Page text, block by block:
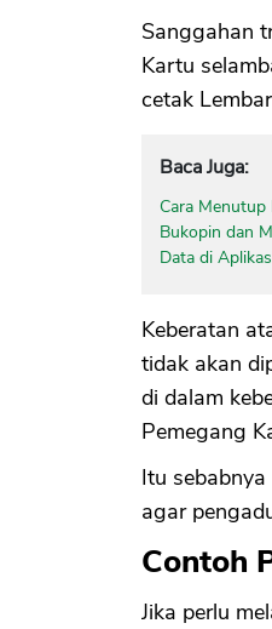
Sanggahan
Kartu
cetak
Baca Juga:
Cara
Bukopin dan
Data di
Keberatan
tidak akan
di dalam
Pemegang
Itu
agar
Contoh
Jika perlu